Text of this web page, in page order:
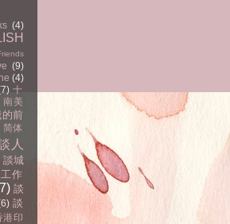
(4)
(9)
(4)
十
南美
的前
简体
人
談城
作
談
談
港印